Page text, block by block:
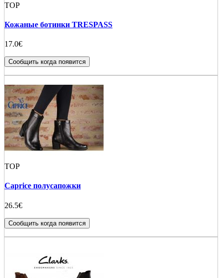
TOP
Кожаные ботинки TRESPASS
17.0€
Сообщить когда появится
TOP
Caprice полусапожки
26.5€
Сообщить когда появится